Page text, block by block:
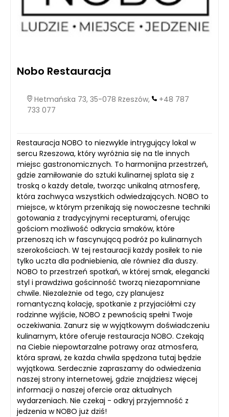
Nobo Restauracja
Hetmańska 73, 35-078 Rzeszów,
+48 787
733 077
Restauracja NOBO to niezwykle intrygujący lokal w
sercu Rzeszowa, który wyróżnia się na tle innych
miejsc gastronomicznych. To harmonijna przestrzeń,
gdzie zamiłowanie do sztuki kulinarnej splata się z
troską o każdy detale, tworząc unikalną atmosferę,
która zachwyca wszystkich odwiedzających. NOBO to
miejsce, w którym przenikają się nowoczesne techniki
gotowania z tradycyjnymi recepturami, oferując
gościom możliwość odkrycia smaków, które
przenoszą ich w fascynującą podróż po kulinarnych
szerokościach. W tej restauracji każdy posiłek to nie
tylko uczta dla podniebienia, ale również dla duszy.
NOBO to przestrzeń spotkań, w której smak, elegancki
styl i prawdziwa gościnność tworzą niezapomniane
chwile. Niezależnie od tego, czy planujesz
romantyczną kolację, spotkanie z przyjaciółmi czy
rodzinne wyjście, NOBO z pewnością spełni Twoje
oczekiwania. Zanurz się w wyjątkowym doświadczeniu
kulinarnym, które oferuje restauracja NOBO. Czekają
na Ciebie niepowtarzalne potrawy oraz atmosfera,
która sprawi, że każda chwila spędzona tutaj będzie
wyjątkowa. Serdecznie zapraszamy do odwiedzenia
naszej strony internetowej, gdzie znajdziesz więcej
informacji o naszej ofercie oraz aktualnych
wydarzeniach. Nie czekaj - odkryj przyjemność z
jedzenia w NOBO już dziś!